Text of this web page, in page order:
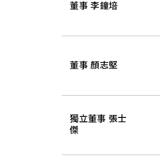
董事 李鐘培
董事 顏志堅
獨立董事 張士
傑